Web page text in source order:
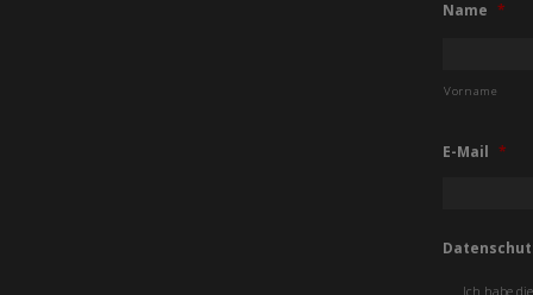
Name *
Vorname
E-Mail *
Ich habe die